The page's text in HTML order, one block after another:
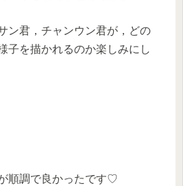
ン君，チャンウン君が，どの
子を描かれるのか楽しみにし
順調で良かったです♡